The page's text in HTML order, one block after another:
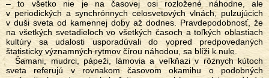
– to všetko nie je na časovej osi rozložené náhodne, ale
v periodických a synchrónnych celosvetových vlnách, pulzujúcich
v duši sveta od kamennej doby až dodnes. Pravdepodobnosť, že
na všetkých svetadieloch vo všetkých časoch a toľkých oblastiach
kultúry sa udalosti usporadúvali do vopred predpovedaných
štatisticky významných rytmov čírou náhodou, sa blíži k nule.
Šamani, mudrci, pápeži, lámovia a veľkňazi v rôznych kútoch
sveta referujú v rovnakom časovom okamihu o podobných